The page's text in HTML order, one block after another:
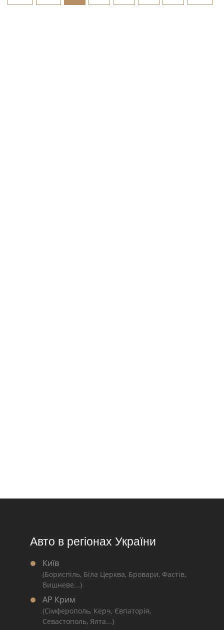
Авто в регіонах України
Київ
(Бориспіль, Біла Церква, Бровари, Фастів,
Вишневе...)
АР Крим
(Сімферополь, Керч, Євпаторія,
Севастополь, Ялта...)